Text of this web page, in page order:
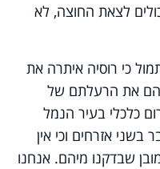
לצאת החוצה, לא
כי רוסיה איתרה את
את הרעלתם של
כלכלי בעיר הנמל
בשני אזרחים וכי אין
שבדקנו מיהם. אנחנו